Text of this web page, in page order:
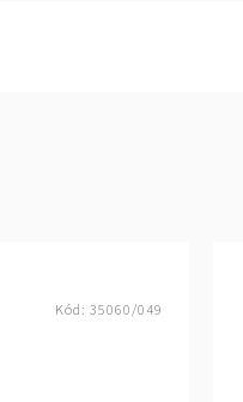
Kód: 35060/049